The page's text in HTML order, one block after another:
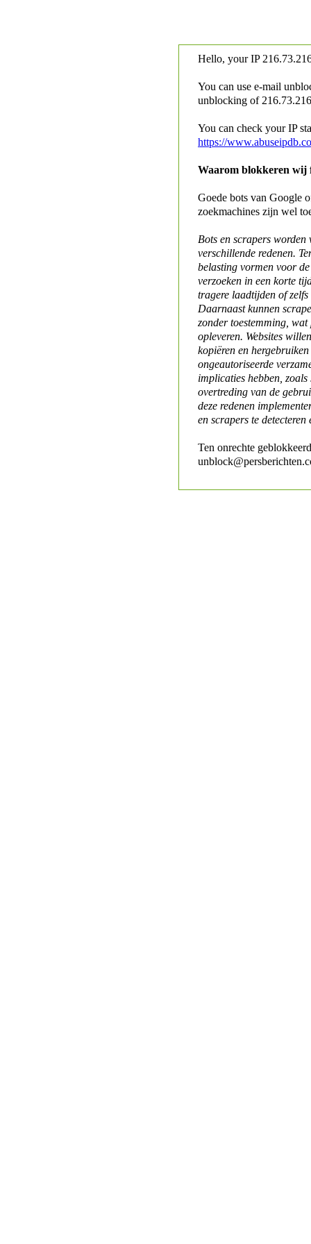
Hello, your IP
You can use e-mail
unblocking of
You can check your IP
https://
Waarom blokkeren wij
Goede bots van Google
zoekmachines zijn wel
Bots en scrapers worden
verschillende redenen.
belasting vormen voor
verzoeken in een korte
tragere laadtijden of
Daarnaast kunnen
zonder toestemming,
opleveren. Websites
kopiëren en
ongeautoriseerde
implicaties hebben,
overtreding van de
deze redenen
en scrapers te detecteren
Ten onrechte